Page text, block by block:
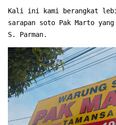
Kali ini kami berangkat
sarapan soto Pak Marto
S. Parman.